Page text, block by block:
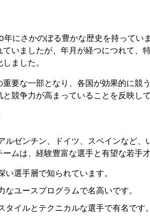
にさかのぼる豊かな歴史を持ってい
いましたが、年月が経つにつれて、
ました。
要な一部となり、各国が効果的に競
競争力が高まっていることを反映して
ルゼンチン、ドイツ、スペインなど
ムは、経験豊富な選手と有望な若手
選手層で知られています。
なユースプログラムで名高いです。
イルとテクニカルな選手で有名です。